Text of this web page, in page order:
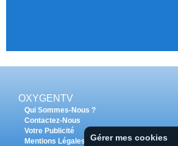
OXYGENTV
Qui Sommes-Nous ?
Contactez-Nous
Votre Publicité
Mentions Légales
Gérer mes cookies